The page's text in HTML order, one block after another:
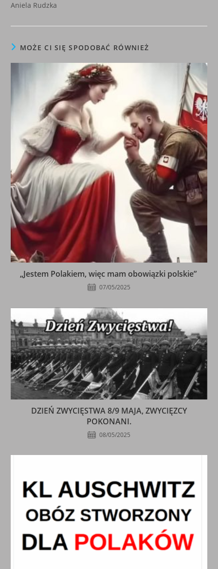
Aniela Rudzka
MOŻE CI SIĘ SPODOBAĆ RÓWNIEŻ
„Jestem Polakiem, więc mam obowiązki polskie”
07/05/2025
DZIEŃ ZWYCIĘSTWA 8/9 MAJA, ZWYCIĘZCY
POKONANI.
08/05/2025